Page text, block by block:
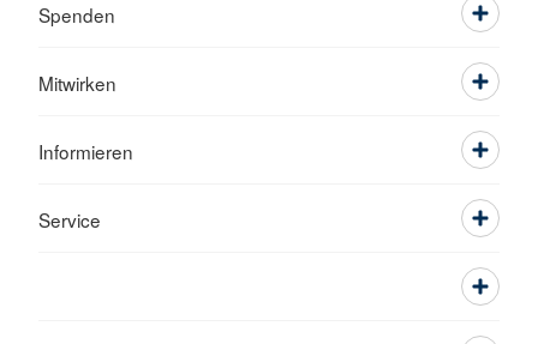
Spenden
Mitwirken
Informieren
Service